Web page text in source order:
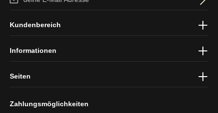
und dieAGBgelesen und bin mit ihnen einverstanden.
Zahlungsmöglichkeiten
Kundenbereich
Informationen
Seiten